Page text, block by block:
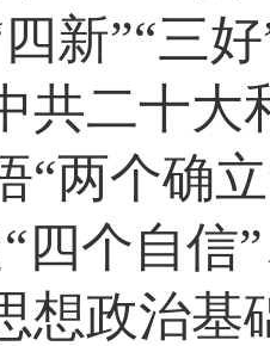
新”“三
共二十大
“两个确
四个自信
想政治基